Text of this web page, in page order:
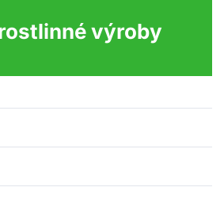
výroby